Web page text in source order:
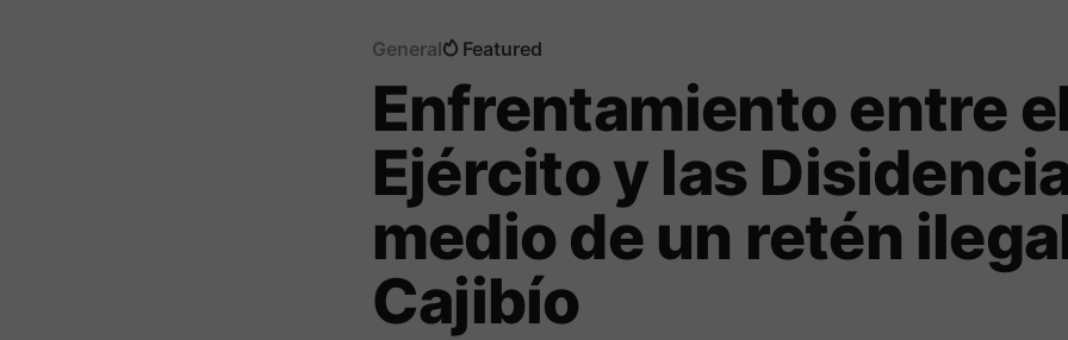
General Featured
Enfrentamiento entre
Ejército y las
medio de un retén
Cajibío